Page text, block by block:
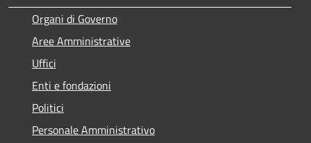
Organi di Governo
Aree Amministrative
Uffici
Enti e fondazioni
Politici
Personale Amministrativo